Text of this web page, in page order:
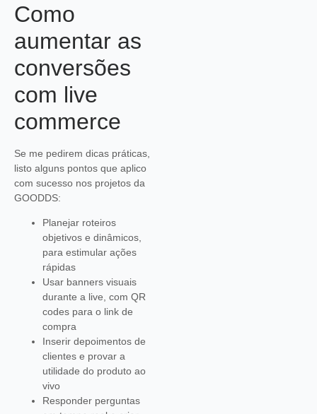
Como
aumentar as
conversões
com live
commerce
Se me pedirem dicas práticas,
listo alguns pontos que aplico
com sucesso nos projetos da
GOODDS:
Planejar roteiros
objetivos e dinâmicos,
para estimular ações
rápidas
Usar banners visuais
durante a live, com QR
codes para o link de
compra
Inserir depoimentos de
clientes e provar a
utilidade do produto ao
vivo
Responder perguntas